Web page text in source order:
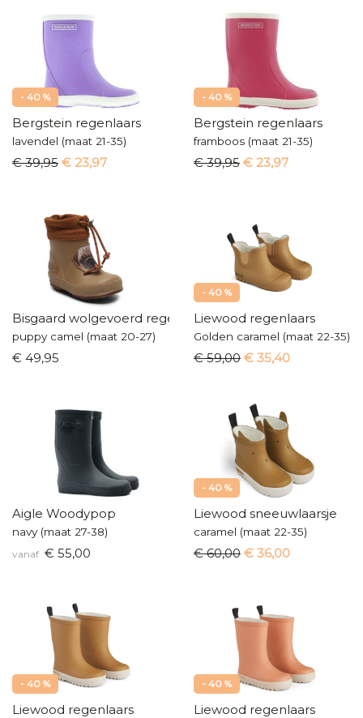
- 40 %
Bergstein regenlaars
lavendel (maat 21-35)
€ 39,95 € 23,97
- 40 %
Bergstein regenlaars
framboos (maat 21-35)
€ 39,95 € 23,97
Bisgaard wolgevoerd regenlaarsje
puppy camel (maat 20-27)
€ 49,95
- 40 %
Liewood regenlaars
Golden caramel (maat 22-35)
€ 59,00 € 35,40
Aigle Woodypop
navy (maat 27-38)
vanaf € 55,00
- 40 %
Liewood sneeuwlaarsje
caramel (maat 22-35)
€ 60,00 € 36,00
- 40 %
Liewood regenlaars
- 40 %
Liewood regenlaars